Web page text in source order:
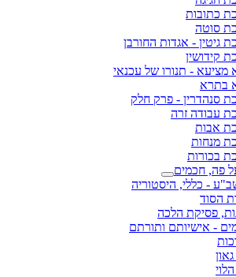
כתובות
סוטה
גיטין - אגדות החורבן
קידושין
מציעא - תנורו של עכנאי
בתרא
סנהדרין - פרק חלק
עבודה זרה
אבות
מנחות
בכורות
פה, חכמים
- כללי, היסטוריה
הסוד
פסיקת הלכה
- אישיותם ותורתם